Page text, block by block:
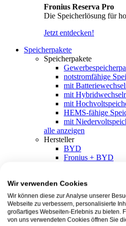
Fronius Reserva Pro
Die Speicherlösung für
Jetzt entdecken!
Speicherpakete
Speicherpakete
notstromfähige
mit
mit
mit
HEMS-fähige
mit
alle anzeigen
Hersteller
BYD
Fronius + BYD
SMA + BYD
EcoFlow
EcoFlow +
FENECON
FENECON +
Wir verwenden Cookies
Wir können diese zur Analyse unserer
Webseite zu verbessern, personalisierte
großartiges Webseiten-Erlebnis zu bieten.
von uns verwendeten Cookies öffnen Sie